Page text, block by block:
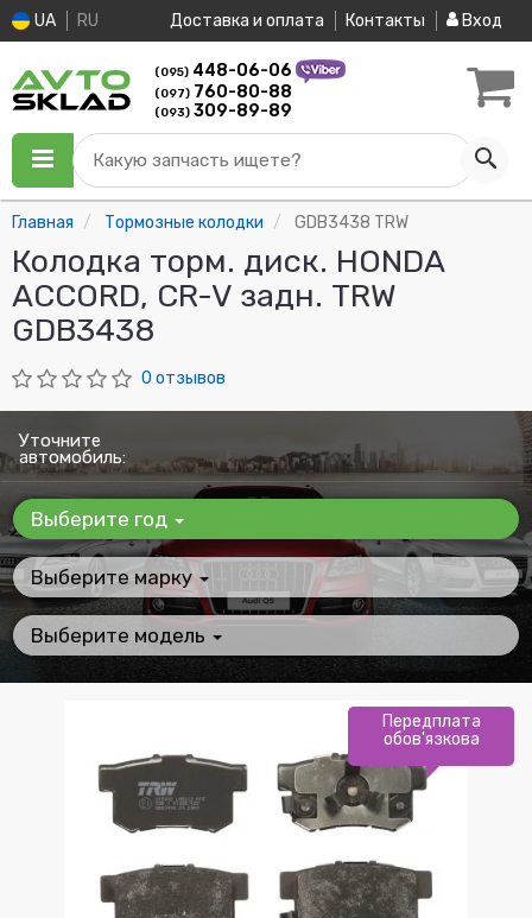
UA RU Доставка и оплата Контакты Вход
(095) 448-06-06
(097) 760-80-88
(093) 309-89-89
Какую запчасть ищете?
Главная Тормозные колодки GDB3438 TRW
Колодка торм. диск. HONDA
ACCORD, CR-V задн. TRW
GDB3438
0 отзывов
Уточните
автомобиль:
Выберите год
Выберите марку
Выберите модель
Передплата
обов'язкова